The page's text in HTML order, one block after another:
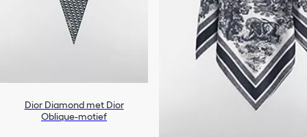
Dior Diamond met Dior
Oblique-motief